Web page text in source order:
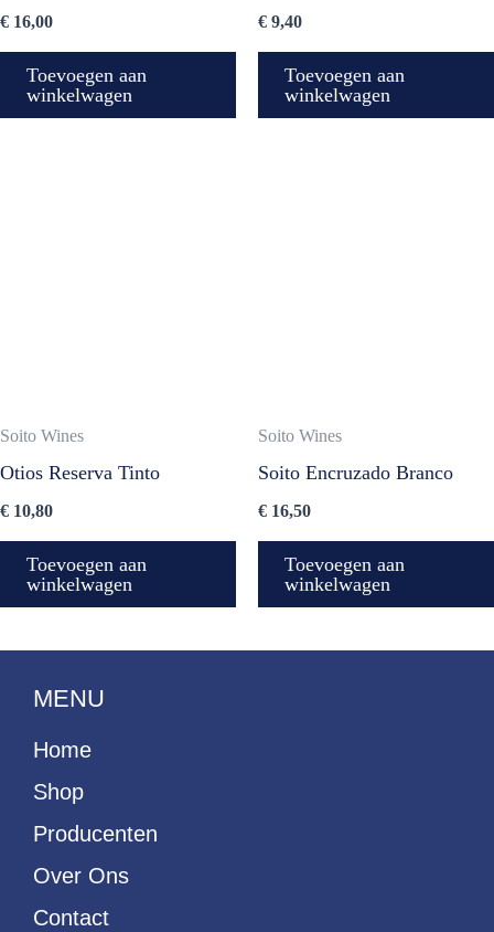
€ 16,00
Toevoegen aan
winkelwagen
€ 9,40
Toevoegen aan
winkelwagen
Soito Wines
Otios Reserva Tinto
€ 10,80
Toevoegen aan
winkelwagen
Soito Wines
Soito Encruzado Branco
€ 16,50
Toevoegen aan
winkelwagen
MENU
Home
Shop
Producenten
Over Ons
Contact